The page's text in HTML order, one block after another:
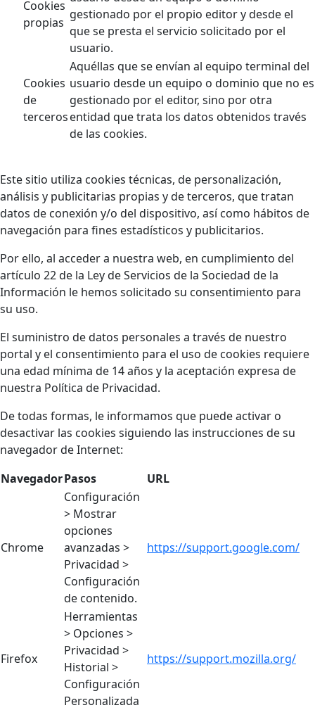
Cookies
propias
gestionado por el propio editor y desde el
que se presta el servicio solicitado por el
usuario.
Cookies
de
terceros
Aquéllas que se envían al equipo terminal del
usuario desde un equipo o dominio que no es
gestionado por el editor, sino por otra
entidad que trata los datos obtenidos través
de las cookies.
Este sitio utiliza cookies técnicas, de personalización,
análisis y publicitarias propias y de terceros, que tratan
datos de conexión y/o del dispositivo, así como hábitos de
navegación para fines estadísticos y publicitarios.
Por ello, al acceder a nuestra web, en cumplimiento del
artículo 22 de la Ley de Servicios de la Sociedad de la
Información le hemos solicitado su consentimiento para
su uso.
El suministro de datos personales a través de nuestro
portal y el consentimiento para el uso de cookies requiere
una edad mínima de 14 años y la aceptación expresa de
nuestra Política de Privacidad.
De todas formas, le informamos que puede activar o
desactivar las cookies siguiendo las instrucciones de su
navegador de Internet:
NavegadorPasos URL
Chrome
Configuración
> Mostrar
opciones
avanzadas >
Privacidad >
Configuración
de contenido.
https://support.google.com/
Firefox
Herramientas
> Opciones >
Privacidad >
Historial >
Configuración
Personalizada
https://support.mozilla.org/